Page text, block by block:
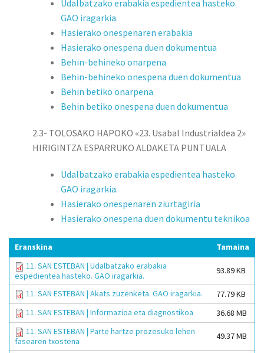
Udalbatzako erabakia espedientea hasteko.
GAO iragarkia.
Hasierako onespenaren erabakia
Hasierako onespena duen dokumentua
Behin-behineko onarpena
Behin-behineko onespena duen dokumentua
Behin betiko onarpena
Behin betiko onespena duen dokumentua
2.3- TOLOSAKO HAPOKO «23. Usabal Industrialdea 2»
HIRIGINTZA ESPARRUKO ALDAKETA PUNTUALA
Udalbatzako erabakia espedientea hasteko.
GAO iragarkia.
Hasierako onespenaren ziurtagiria
Hasierako onespena duen dokumentu teknikoa
Eranskina
Tamaina
11. SAN ESTEBAN | Udalbatzako erabakia
espedientea hasteko. GAO iragarkia.
93.89 KB
11. SAN ESTEBAN | Akats zuzenketa. GAO iragarkia.
77.79 KB
11. SAN ESTEBAN | Informazioa eta diagnostikoa
36.68 MB
11. SAN ESTEBAN | Parte hartze prozesuko lehen
fasearen txostena
49.37 MB